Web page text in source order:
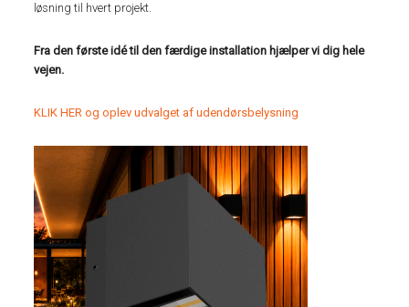
løsning til hvert projekt.
Fra den første idé til den færdige installation hjælper vi dig hele
vejen.
KLIK HER og oplev udvalget af udendørsbelysning